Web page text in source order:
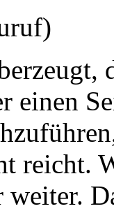
einen
reicht.
weiter.